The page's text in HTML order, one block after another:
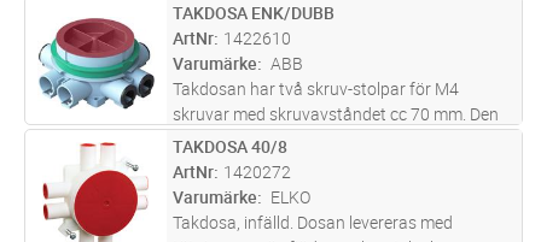
ST Lägg i kundvagn
TAKDOSA ENK/DUBB
ArtNr 1422610
Varumärke
ABB
Takdosan har två skruv-stolpar för M4
skruvar med skruvavståndet cc 70 mm. Den
medföljande gröna distansringen används vid
enkelskiva (13 mm). Ringen avlägsnas när
dosan monteras i tak med dubbelskiv
mer
ST Lägg i kundvagn
TAKDOSA 40/8
ArtNr 1420272
Varumärke
ELKO
Takdosa, infälld. Dosan levereras med